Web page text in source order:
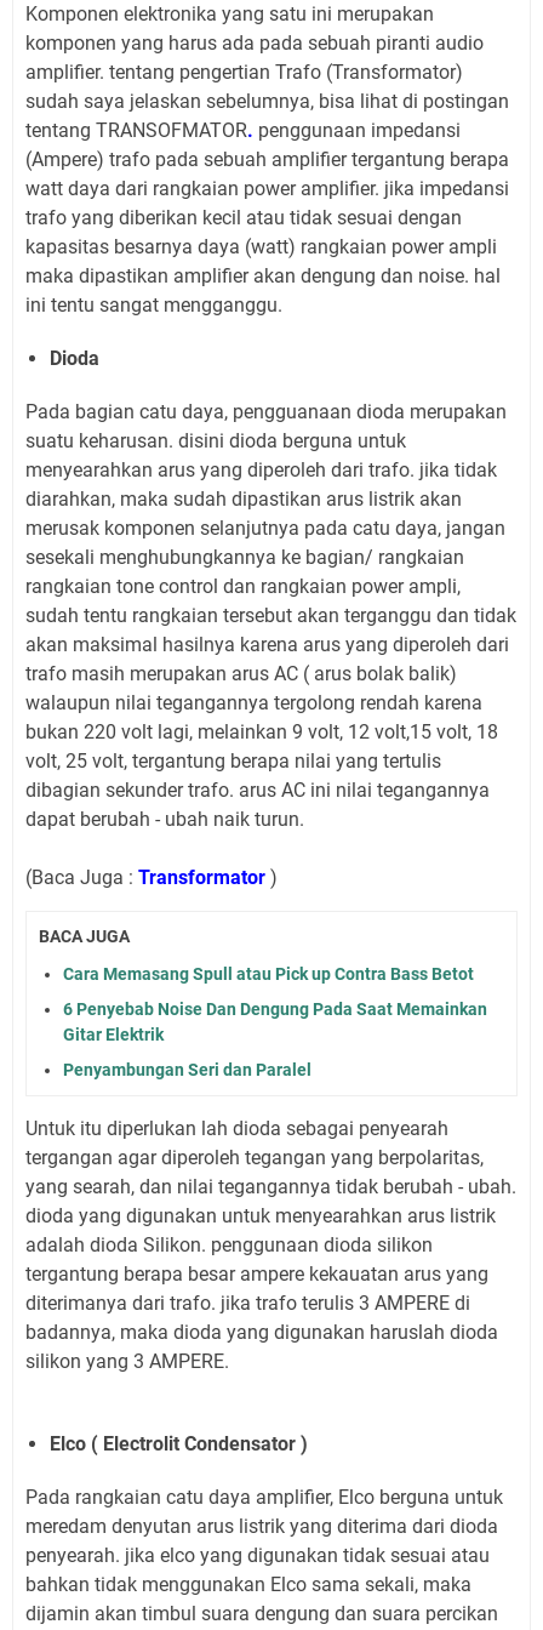
Komponen elektronika yang satu ini merupakan
komponen yang harus ada pada sebuah piranti audio
amplifier. tentang pengertian Trafo (Transformator)
sudah saya jelaskan sebelumnya, bisa lihat di postingan
tentang TRANSOFMATOR. penggunaan impedansi
(Ampere) trafo pada sebuah amplifier tergantung berapa
watt daya dari rangkaian power amplifier. jika impedansi
trafo yang diberikan kecil atau tidak sesuai dengan
kapasitas besarnya daya (watt) rangkaian power ampli
maka dipastikan amplifier akan dengung dan noise. hal
ini tentu sangat mengganggu.
Dioda
Pada bagian catu daya, pengguanaan dioda merupakan
suatu keharusan. disini dioda berguna untuk
menyearahkan arus yang diperoleh dari trafo. jika tidak
diarahkan, maka sudah dipastikan arus listrik akan
merusak komponen selanjutnya pada catu daya, jangan
sesekali menghubungkannya ke bagian/ rangkaian
rangkaian tone control dan rangkaian power ampli,
sudah tentu rangkaian tersebut akan terganggu dan tidak
akan maksimal hasilnya karena arus yang diperoleh dari
trafo masih merupakan arus AC ( arus bolak balik)
walaupun nilai tegangannya tergolong rendah karena
bukan 220 volt lagi, melainkan 9 volt, 12 volt,15 volt, 18
volt, 25 volt, tergantung berapa nilai yang tertulis
dibagian sekunder trafo. arus AC ini nilai tegangannya
dapat berubah - ubah naik turun.
(Baca Juga : Transformator )
BACA JUGA
Cara Memasang Spull atau Pick up Contra Bass Betot
6 Penyebab Noise Dan Dengung Pada Saat Memainkan
Gitar Elektrik
Penyambungan Seri dan Paralel
Untuk itu diperlukan lah dioda sebagai penyearah
tergangan agar diperoleh tegangan yang berpolaritas,
yang searah, dan nilai tegangannya tidak berubah - ubah.
dioda yang digunakan untuk menyearahkan arus listrik
adalah dioda Silikon. penggunaan dioda silikon
tergantung berapa besar ampere kekauatan arus yang
diterimanya dari trafo. jika trafo terulis 3 AMPERE di
badannya, maka dioda yang digunakan haruslah dioda
silikon yang 3 AMPERE.
Elco ( Electrolit Condensator )
Pada rangkaian catu daya amplifier, Elco berguna untuk
meredam denyutan arus listrik yang diterima dari dioda
penyearah. jika elco yang digunakan tidak sesuai atau
bahkan tidak menggunakan Elco sama sekali, maka
dijamin akan timbul suara dengung dan suara percikan